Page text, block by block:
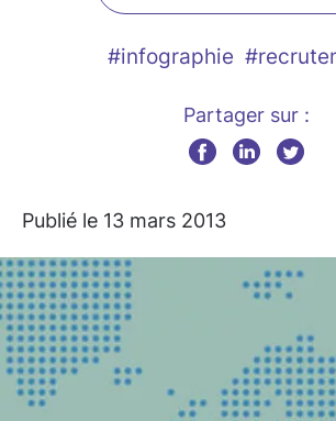
#infographie
Partager sur :
Publié le 13 mars 2013